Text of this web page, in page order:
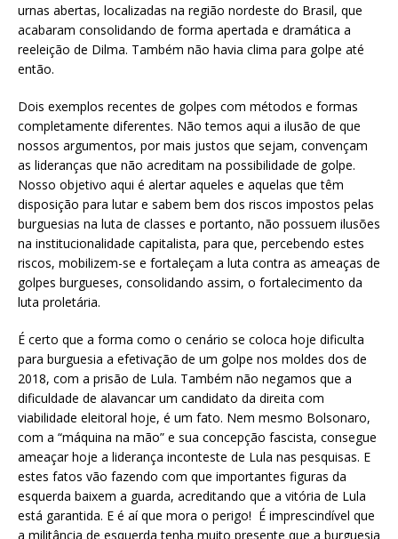
urnas abertas, localizadas na região nordeste do Brasil, que
acabaram consolidando de forma apertada e dramática a
reeleição de Dilma. Também não havia clima para golpe até
então.
Dois exemplos recentes de golpes com métodos e formas
completamente diferentes. Não temos aqui a ilusão de que
nossos argumentos, por mais justos que sejam, convençam
as lideranças que não acreditam na possibilidade de golpe.
Nosso objetivo aqui é alertar aqueles e aquelas que têm
disposição para lutar e sabem bem dos riscos impostos pelas
burguesias na luta de classes e portanto, não possuem ilusões
na institucionalidade capitalista, para que, percebendo estes
riscos, mobilizem-se e fortaleçam a luta contra as ameaças de
golpes burgueses, consolidando assim, o fortalecimento da
luta proletária.
É certo que a forma como o cenário se coloca hoje dificulta
para burguesia a efetivação de um golpe nos moldes dos de
2018, com a prisão de Lula. Também não negamos que a
dificuldade de alavancar um candidato da direita com
viabilidade eleitoral hoje, é um fato. Nem mesmo Bolsonaro,
com a “máquina na mão” e sua concepção fascista, consegue
ameaçar hoje a liderança inconteste de Lula nas pesquisas. E
estes fatos vão fazendo com que importantes figuras da
esquerda baixem a guarda, acreditando que a vitória de Lula
está garantida. E é aí que mora o perigo! É imprescindível que
a militância de esquerda tenha muito presente que a burguesia